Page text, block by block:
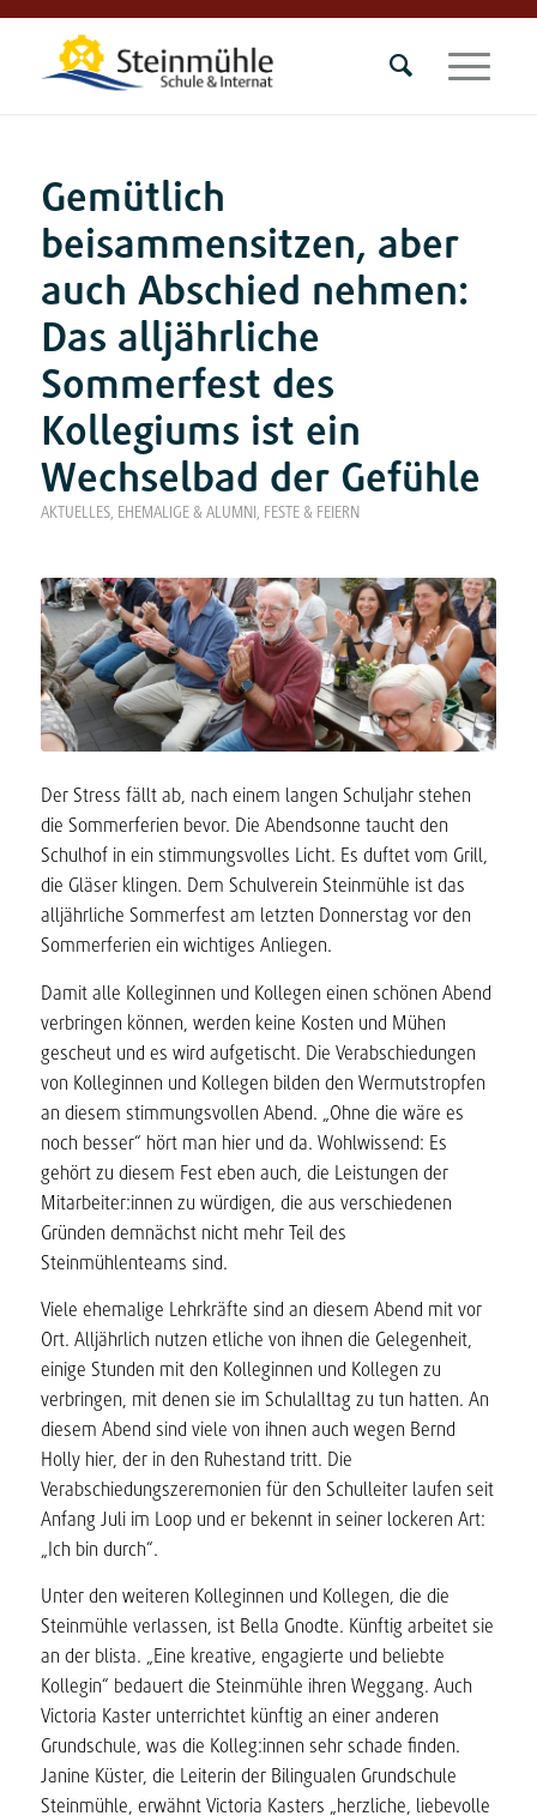
Gemütlich
beisammensitzen, aber
auch Abschied nehmen:
Das alljährliche
Sommerfest des
Kollegiums ist ein
Wechselbad der Gefühle
AKTUELLES, EHEMALIGE & ALUMNI , FESTE & FEIERN
Der Stress fällt ab, nach einem langen Schuljahr stehen
die Sommerferien bevor. Die Abendsonne taucht den
Schulhof in ein stimmungsvolles Licht. Es duftet vom Grill,
die Gläser klingen. Dem Schulverein Steinmühle ist das
alljährliche Sommerfest am letzten Donnerstag vor den
Sommerferien ein wichtiges Anliegen.
Damit alle Kolleginnen und Kollegen einen schönen Abend
verbringen können, werden keine Kosten und Mühen
gescheut und es wird aufgetischt. Die Verabschiedungen
von Kolleginnen und Kollegen bilden den Wermutstropfen
an diesem stimmungsvollen Abend. „Ohne die wäre es
noch besser“ hört man hier und da. Wohlwissend: Es
gehört zu diesem Fest eben auch, die Leistungen der
Mitarbeiter:innen zu würdigen, die aus verschiedenen
Gründen demnächst nicht mehr Teil des
Steinmühlenteams sind.
Viele ehemalige Lehrkräfte sind an diesem Abend mit vor
Ort. Alljährlich nutzen etliche von ihnen die Gelegenheit,
einige Stunden mit den Kolleginnen und Kollegen zu
verbringen, mit denen sie im Schulalltag zu tun hatten. An
diesem Abend sind viele von ihnen auch wegen Bernd
Holly hier, der in den Ruhestand tritt. Die
Verabschiedungszeremonien für den Schulleiter laufen seit
Anfang Juli im Loop und er bekennt in seiner lockeren Art:
„Ich bin durch“.
Unter den weiteren Kolleginnen und Kollegen, die die
Steinmühle verlassen, ist Bella Gnodte. Künftig arbeitet sie
an der blista. „Eine kreative, engagierte und beliebte
Kollegin“ bedauert die Steinmühle ihren Weggang. Auch
Victoria Kaster unterrichtet künftig an einer anderen
Grundschule, was die Kolleg:innen sehr schade finden.
Janine Küster, die Leiterin der Bilingualen Grundschule
Steinmühle, erwähnt Victoria Kasters „herzliche, liebevolle